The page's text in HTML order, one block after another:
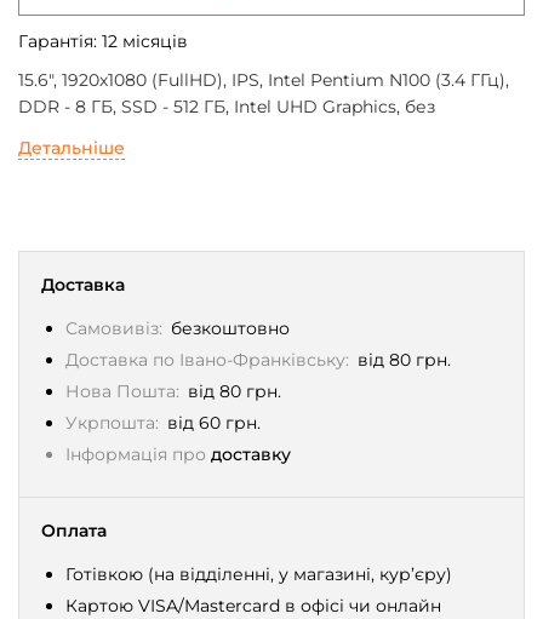
Доставка
Самовивіз: безкоштовно
Доставка по Івано-Франківську: від 80 грн.
Нова Пошта: від 80 грн.
Укрпошта: від 60 грн.
Інформація про доставку
Оплата
Готівкою (на відділенні, у магазині, кур’єру)
Картою VISA/Mastercard в офісі чи онлайн
Гарантія: 12 місяців
15.6", 1920х1080 (FullHD), IPS, Intel Pentium N100 (3.4 ГГц),
DDR - 8 ГБ, SSD - 512 ГБ, Intel UHD Graphics, без
Детальніше